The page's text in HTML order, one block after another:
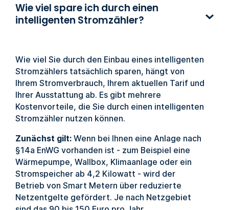
Wie viel spare ich durch einen
intelligenten Stromzähler?
Wie viel Sie durch den Einbau eines intelligenten
Stromzählers tatsächlich sparen, hängt von
Ihrem Stromverbrauch, Ihrem aktuellen Tarif und
Ihrer Ausstattung ab. Es gibt mehrere
Kostenvorteile, die Sie durch einen intelligenten
Stromzähler nutzen können.
Zunächst gilt: Wenn bei Ihnen eine Anlage nach
§14a EnWG vorhanden ist - zum Beispiel eine
Wärmepumpe, Wallbox, Klimaanlage oder ein
Stromspeicher ab 4,2 Kilowatt - wird der
Betrieb von Smart Metern über reduzierte
Netzentgelte gefördert. Je nach Netzgebiet